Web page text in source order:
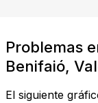
Problemas
Benifaió,
El siguiente